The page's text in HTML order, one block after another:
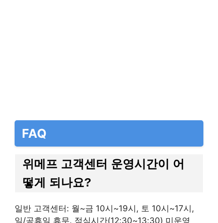
FAQ
위메프 고객센터 운영시간이 어
떻게 되나요?
일반 고객센터: 월~금 10시~19시, 토 10시~17시,
일/공휴일 휴무. 점심시간(12:30~13:30) 미운영